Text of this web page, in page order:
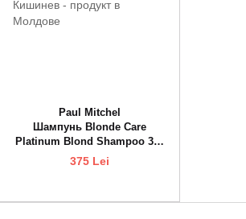
Paul Mitchel
Шампунь Blonde Care
Platinum Blond Shampoo 300
Ml
375 Lei